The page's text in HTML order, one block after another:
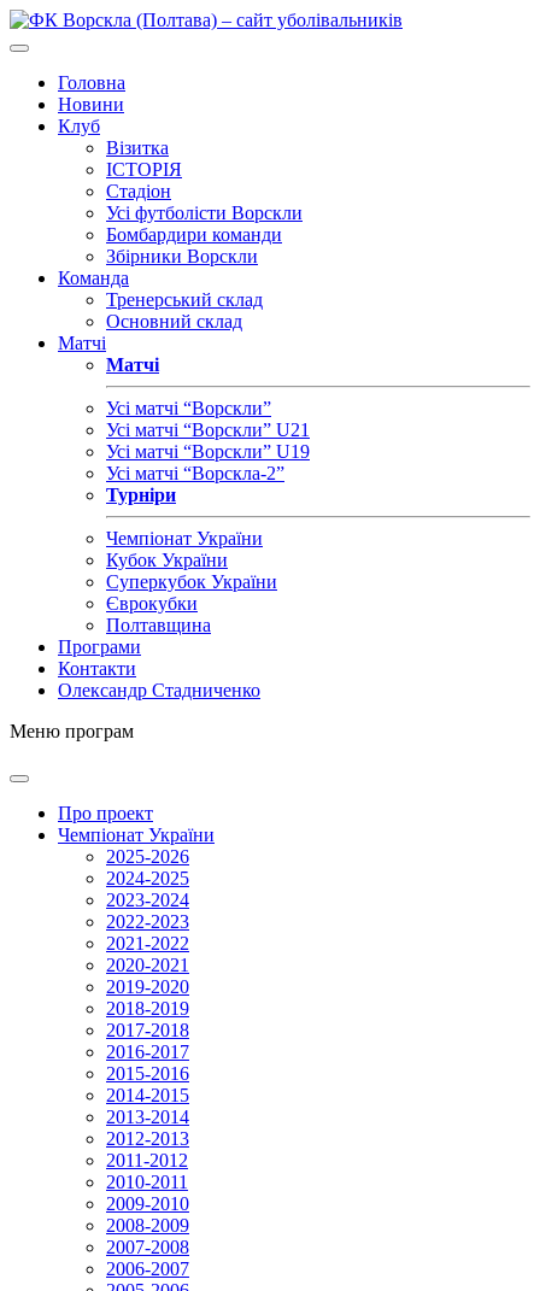
Головна
Новини
Клуб
Візитка
ІСТОРІЯ
Стадіон
Усі футболісти Ворскли
Бомбардири команди
Збірники Ворскли
Команда
Тренерський склад
Основний склад
Матчі
Матчі
Усі матчі “Ворскли”
Усі матчі “Ворскли” U21
Усі матчі “Ворскли” U19
Усі матчі “Ворскла-2”
Турніри
Чемпіонат України
Кубок України
Суперкубок України
Єврокубки
Полтавщина
Програми
Контакти
Олександр Стадниченко
Меню програм
Про проект
Чемпіонат України
2025-2026
2024-2025
2023-2024
2022-2023
2021-2022
2020-2021
2019-2020
2018-2019
2017-2018
2016-2017
2015-2016
2014-2015
2013-2014
2012-2013
2011-2012
2010-2011
2009-2010
2008-2009
2007-2008
2006-2007